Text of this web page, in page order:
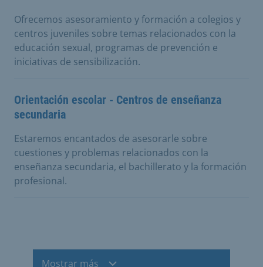
Ofrecemos asesoramiento y formación a colegios y
centros juveniles sobre temas relacionados con la
educación sexual, programas de prevención e
iniciativas de sensibilización.
Orientación escolar - Centros de enseñanza
secundaria
Estaremos encantados de asesorarle sobre
cuestiones y problemas relacionados con la
enseñanza secundaria, el bachillerato y la formación
profesional.
Mostrar más